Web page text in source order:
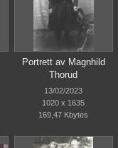
Portrett av Magnhild
Thorud
13/02/2023
1020 x 1635
169,47 Kbytes